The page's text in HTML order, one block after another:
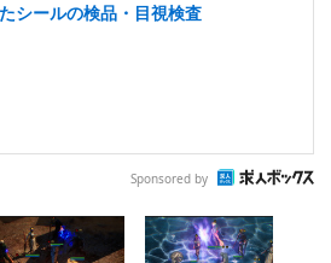
シールの検品・目視検査
Sponsored by